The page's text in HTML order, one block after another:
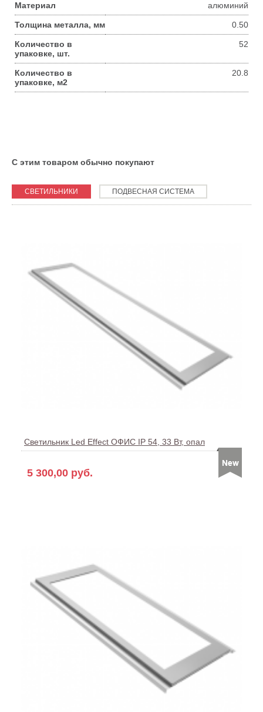
Материал алюминий
Толщина металла, мм 0.50
Количество в
упаковке, шт.
52
Количество в
упаковке, м2
20.8
С этим товаром обычно покупают
СВЕТИЛЬНИКИ ПОДВЕСНАЯ СИСТЕМА
Светильник Led Effect ОФИС IP 54, 33 Вт, опал
5 300,00 руб.